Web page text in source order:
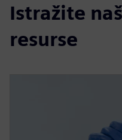
Istražite
resurse